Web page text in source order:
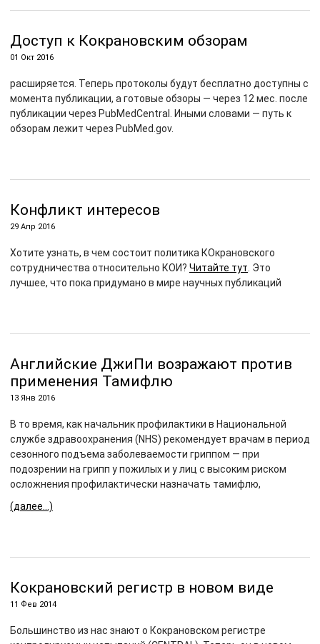
Доступ к Кокрановским обзорам
01 Окт 2016
расширяется. Теперь протоколы будут бесплатно доступны с
момента публикации, а готовые обзоры — через 12 мес. после
публикации через PubMedCentral. Иными словами — путь к
обзорам лежит через PubMed.gov.
Конфликт интересов
29 Апр 2016
Хотите узнать, в чем состоит политика КОкрановского
сотрудничества относительно КОИ? Читайте тут . Это
лучшее, что пока придумано в мире научных публикаций
Английские ДжиПи возражают против
применения Тамифлю
13 Янв 2016
В то время, как начальник профилактики в Национальной
службе здравоохранения (NHS) рекомендует врачам в период
сезонного подъема заболеваемости гриппом — при
подозрении на грипп у пожилых и у лиц с высоким риском
осложнения профилактически назначать тамифлю,
(далее…)
Кокрановский регистр в новом виде
11 Фев 2014
Большинство из нас знают о Кокрановском регистре